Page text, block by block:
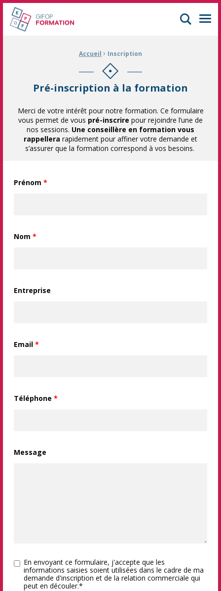
GIFOP Formation Centre de formation continue à Mulhouse
Accueil › Inscription
Pré-inscription à la formation
Merci de votre intérêt pour notre formation. Ce formulaire
vous permet de vous pré-inscrire pour rejoindre l’une de
nos sessions. Une conseillère en formation vous
rappellera rapidement pour affiner votre demande et
s’assurer que la formation correspond à vos besoins.
Prénom *
Nom *
Entreprise
Email *
Téléphone *
Message
En envoyant ce formulaire, j'accepte que les
informations saisies soient utilisées dans le cadre de ma
demande d'inscription et de la relation commerciale qui
peut en découler.*